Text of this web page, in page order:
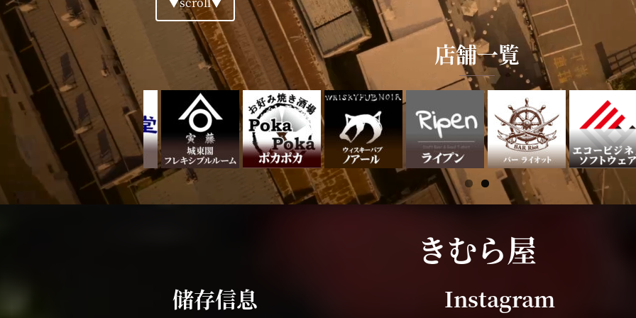
店舗一覧
きむら屋
储存信息 Instagram